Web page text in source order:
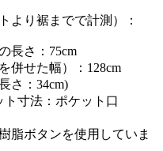
より裾までで計測）：
長さ：75cm
併せた幅）：128cm
さ：34cm)
ト寸法：ポケット口
脂ボタンを使用していま